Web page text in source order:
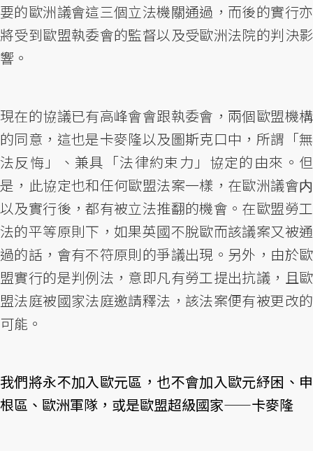
要的歐洲議會這三個立法機關通過，而後的實行亦
將受到歐盟執委會的監督以及受歐洲法院的判決影
響。
現在的協議已有高峰會會跟執委會，兩個歐盟機構
的同意，這也是卡麥隆以及圖斯克口中，所謂「無
法反悔」、兼具「法律約束力」協定的由來。但
是，此協定也和任何歐盟法案一樣，在歐洲議會内
以及實行後，都有被立法推翻的機會。在歐盟勞工
法的平等原則下，如果英國不脫歐而該議案又被通
過的話，會有不符原則的爭議出現。另外，由於歐
盟實行的是判例法，意即凡有勞工提出抗議，且歐
盟法庭被國家法庭邀請釋法，該法案便有被更改的
可能。
我們將永不加入歐元區，也不會加入歐元紓困、申
根區、歐洲軍隊，或是歐盟超級國家——卡麥隆